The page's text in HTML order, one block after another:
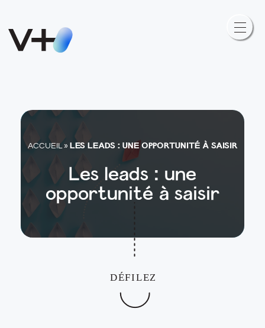
ACCUEIL » LES LEADS : UNE OPPORTUNITÉ À SAISIR
Les leads : une
opportunité à saisir